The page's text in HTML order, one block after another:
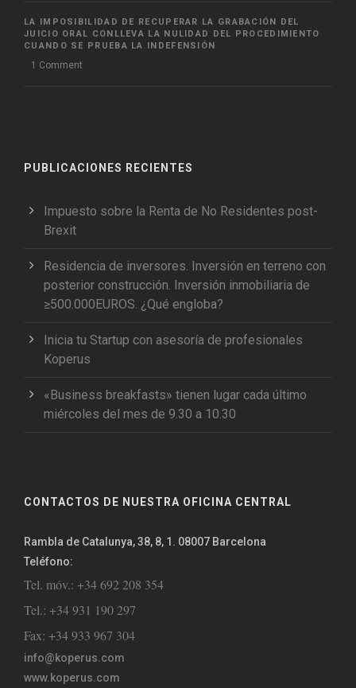
LA IMPOSIBILIDAD DE RECUPERAR LA GRABACIÓN DEL
JUICIO ORAL CONLLEVA LA NULIDAD DEL PROCEDIMIENTO
CUANDO SE PRUEBA LA INDEFENSIÓN
1 Comment
PUBLICACIONES RECIENTES
Impuesto sobre la Renta de No Residentes post-
Brexit
Residencia de inversores. Inversión en terreno con
posterior construcción. Inversión inmobiliaria de
≥500.000EUROS. ¿Qué engloba?
Inicia tu Startup con asesoría de profesionales
Koperus
«Business breakfasts» tienen lugar cada último
miércoles del mes de 9.30 a 10.30
CONTACTOS DE NUESTRA OFICINA CENTRAL
Rambla de Catalunya, 38, 8, 1. 08007 Barcelona
Teléfono:
Tel. móv.: +34 692 208 354
Tel.: +34 931 190 297
Fax: +34 933 967 304
info@koperus.com
www.koperus.com